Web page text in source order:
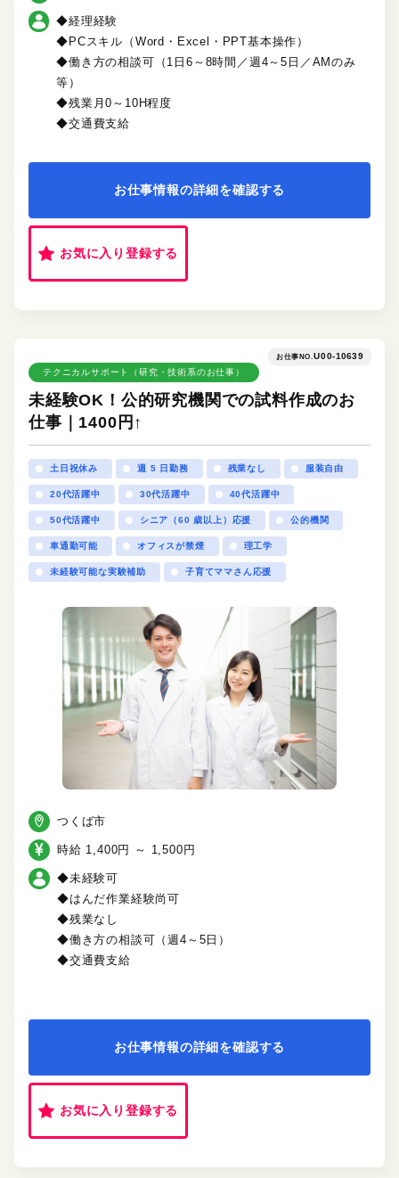
◆経理経験
◆PCスキル（Word・Excel・PPT基本操作）
◆働き方の相談可（1日6～8時間／週4～5日／AMのみ
等）
◆残業月0～10H程度
◆交通費支給
お仕事情報の詳細を確認する
お気に入り登録する
お仕事NO.U00-10639
テクニカルサポート（研究・技術系のお仕事）
未経験OK！公的研究機関での試料作成のお
仕事｜1400円↑
土日祝休み 週 5 日勤務 残業なし 服装自由
20代活躍中 30代活躍中 40代活躍中
50代活躍中 シニア（60 歳以上）応援 公的機関
車通勤可能 オフィスが禁煙 理工学
未経験可能な実験補助 子育てママさん応援
つくば市
時給 1,400円 ～ 1,500円
◆未経験可
◆はんだ作業経験尚可
◆残業なし
◆働き方の相談可（週4～5日）
◆交通費支給
お仕事情報の詳細を確認する
お気に入り登録する